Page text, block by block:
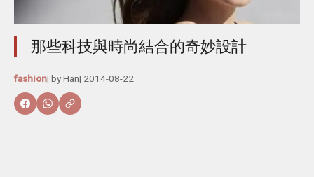
那些科技與時尚結合的奇妙設計
fashion| byHan| 2014-08-22